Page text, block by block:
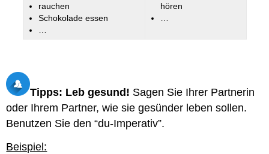
rauchen
Schokolade essen
hören
Tipps: Leb gesund! Sagen Sie Ihrer Partnerin
oder Ihrem Partner, wie sie gesünder leben sollen.
Benutzen Sie den “du-Imperativ”.
Beispiel: